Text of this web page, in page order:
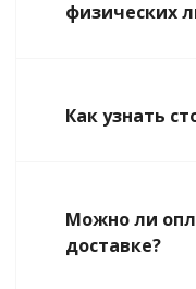
физических
Как узнать
Можно ли
доставке?